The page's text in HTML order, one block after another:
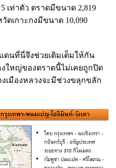
เท่าตัว ตราดมีขนาด 2,819
ดเกาะกงมีขนาด 10,090
นที่นี่จึงช่วยเติมเต็มให้กัน
ใหญ่ของตราดนี้ไม่เคยถูกปิด
เมืองหลวงจะมีช่วงขลุกขลัก